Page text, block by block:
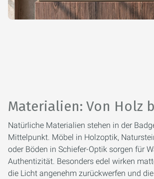
Materialien: Von Holz
Natürliche Materialien stehen in der
Mittelpunkt. Möbel in Holzoptik,
oder Böden in Schiefer-Optik sorgen für
Authentizität. Besonders edel wirken
die Licht angenehm zurückwerfen und